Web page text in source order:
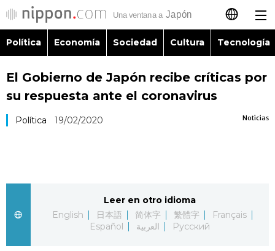
日本語
English
العربية
Русский
Política
Sociedad
Cultura
Política Economía Sociedad Cultura Tecnología
El Gobierno de Japón recibe críticas por
su respuesta ante el coronavirus
Noticias
Política 19/02/2020
Leer en otro idioma
English
日本語 简体字 繁體字
Français
Español
العربية Русский